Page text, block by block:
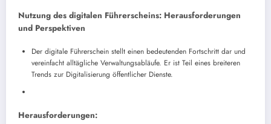
Nutzung des digitalen Führerscheins: Herausforderungen
und Perspektiven
Der digitale Führerschein stellt einen bedeutenden Fortschritt dar und
vereinfacht alltägliche Verwaltungsabläufe. Er ist Teil eines breiteren
Trends zur Digitalisierung öffentlicher Dienste.
Herausforderungen: